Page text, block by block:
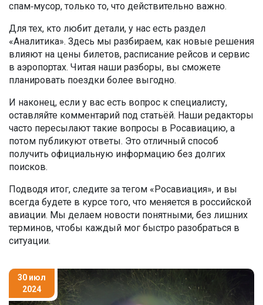
спам‑мусор, только то, что действительно важно.
Для тех, кто любит детали, у нас есть раздел
«Аналитика». Здесь мы разбираем, как новые решения
влияют на цены билетов, расписание рейсов и сервис
в аэропортах. Читая наши разборы, вы сможете
планировать поездки более выгодно.
И наконец, если у вас есть вопрос к специалисту,
оставляйте комментарий под статьёй. Наши редакторы
часто пересылают такие вопросы в Росавиацию, а
потом публикуют ответы. Это отличный способ
получить официальную информацию без долгих
поисков.
Подводя итог, следите за тегом «Росавиация», и вы
всегда будете в курсе того, что меняется в российской
авиации. Мы делаем новости понятными, без лишних
терминов, чтобы каждый мог быстро разобраться в
ситуации.
30 июл
2024